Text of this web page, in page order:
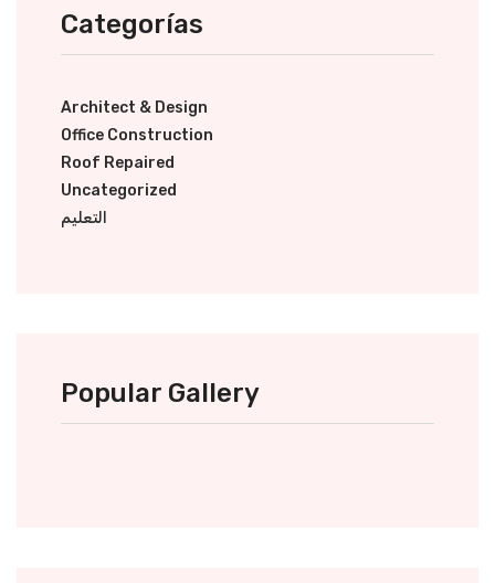
Categorías
Architect & Design
Office Construction
Roof Repaired
Uncategorized
التعليم
Popular Gallery